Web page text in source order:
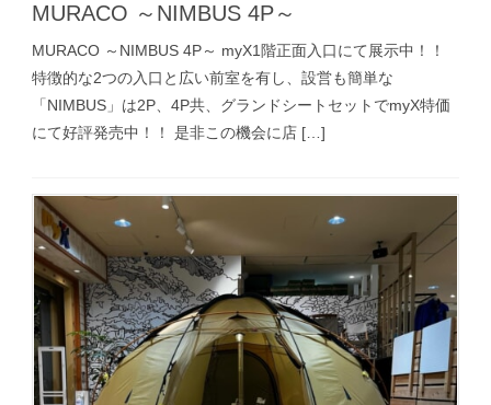
MURACO ～NIMBUS 4P～
MURACO ～NIMBUS 4P～ myX1階正面入口にて展示中！！
特徴的な2つの入口と広い前室を有し、設営も簡単な
「NIMBUS」は2P、4P共、グランドシートセットでmyX特価
にて好評発売中！！ 是非この機会に店 […]